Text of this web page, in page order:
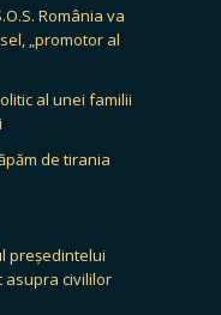
România va
„promotor al
al unei familii
de tirania
președintelui
asupra civililor